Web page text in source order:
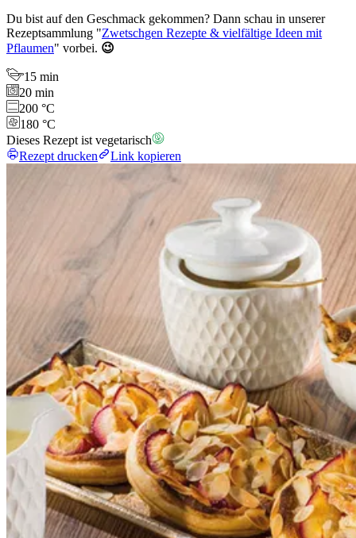
Du bist auf den Geschmack gekommen? Dann schau in unserer
Rezeptsammlung "Zwetschgen Rezepte & vielfältige Ideen mit
Pflaumen" vorbei. 😉
15 min
20 min
200 °C
180 °C
Dieses Rezept ist vegetarisch
Rezept drucken
Link kopieren